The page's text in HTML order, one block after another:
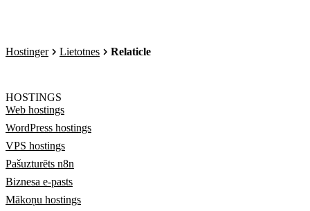
Hostinger Lietotnes Relaticle
HOSTINGS
Web hostings
WordPress hostings
VPS hostings
Pašuzturēts n8n
Biznesa e-pasts
Mākoņu hostings